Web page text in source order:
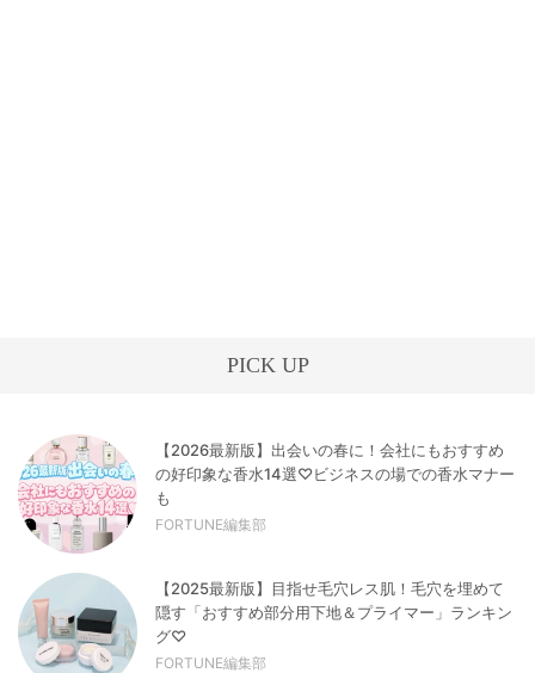
PICK UP
【2026最新版】出会いの春に！会社にもおすすめ
の好印象な香水14選♡ビジネスの場での香水マナー
も
FORTUNE編集部
【2025最新版】目指せ毛穴レス肌！毛穴を埋めて
隠す「おすすめ部分用下地＆プライマー」ランキン
グ♡
FORTUNE編集部